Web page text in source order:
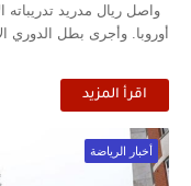
واصل ريال مدريد تدريباته
أوروبا. وأجرى بطل الدوري
اقرأ المزيد
أخبار الرياضة